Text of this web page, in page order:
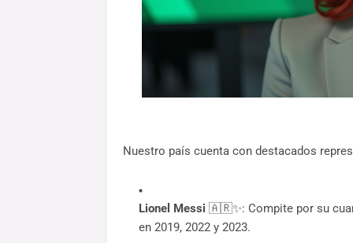
Nuestro país cuenta con destacados
Lionel Messi 🇦🇷✨: Compite por su
en 2019, 2022 y 2023.